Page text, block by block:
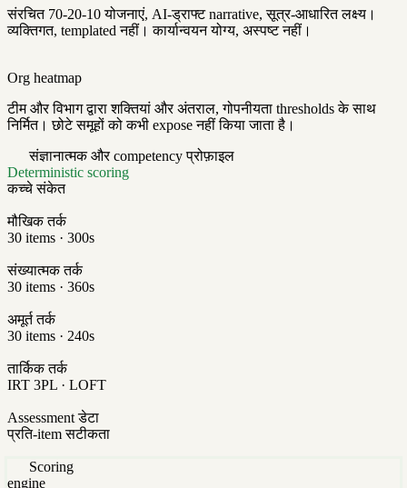
संरचित 70-20-10 योजनाएं, AI-ड्राफ्ट narrative, सूत्र-आधारित लक्ष्य।
व्यक्तिगत, templated नहीं। कार्यान्वयन योग्य, अस्पष्ट नहीं।
Org heatmap
टीम और विभाग द्वारा शक्तियां और अंतराल, गोपनीयता thresholds के साथ
निर्मित। छोटे समूहों को कभी expose नहीं किया जाता है।
संज्ञानात्मक और competency प्रोफ़ाइल
Deterministic scoring
कच्चे संकेत
मौखिक तर्क
30 items · 300s
संख्यात्मक तर्क
30 items · 360s
अमूर्त तर्क
30 items · 240s
तार्किक तर्क
IRT 3PL · LOFT
Assessment डेटा
प्रति-item सटीकता
Scoring
engine